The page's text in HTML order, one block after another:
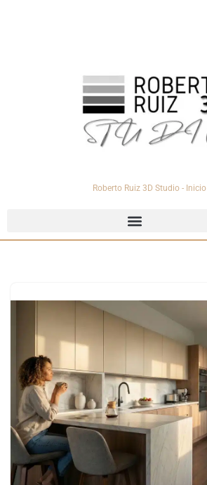
Roberto Ruiz 3D Studio - Inicio